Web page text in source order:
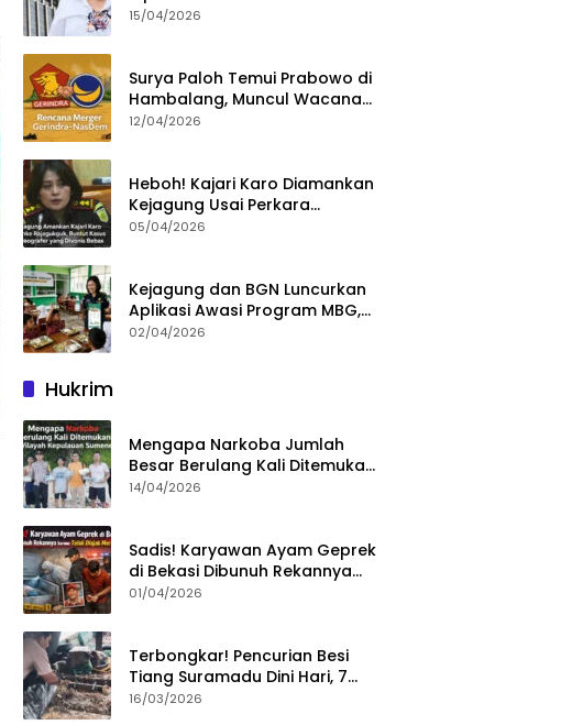
15/04/2026
Surya Paloh Temui Prabowo di
Hambalang, Muncul Wacana
Penggabungan NasDem dan
12/04/2026
Heboh! Kajari Karo Diamankan
Kejagung Usai Perkara
Videografer Divonis Bebas
05/04/2026
Kejagung dan BGN Luncurkan
Aplikasi Awasi Program MBG,
Begini Cara Lapornya
02/04/2026
Hukrim
Mengapa Narkoba Jumlah
Besar Berulang Kali Ditemukan
di Wilayah Kepulauan
14/04/2026
Sadis! Karyawan Ayam Geprek
di Bekasi Dibunuh Rekannya
karena Tolak Diajak Merampok
01/04/2026
Terbongkar! Pencurian Besi
Tiang Suramadu Dini Hari, 7
ABK Ditangkap Polisi
16/03/2026